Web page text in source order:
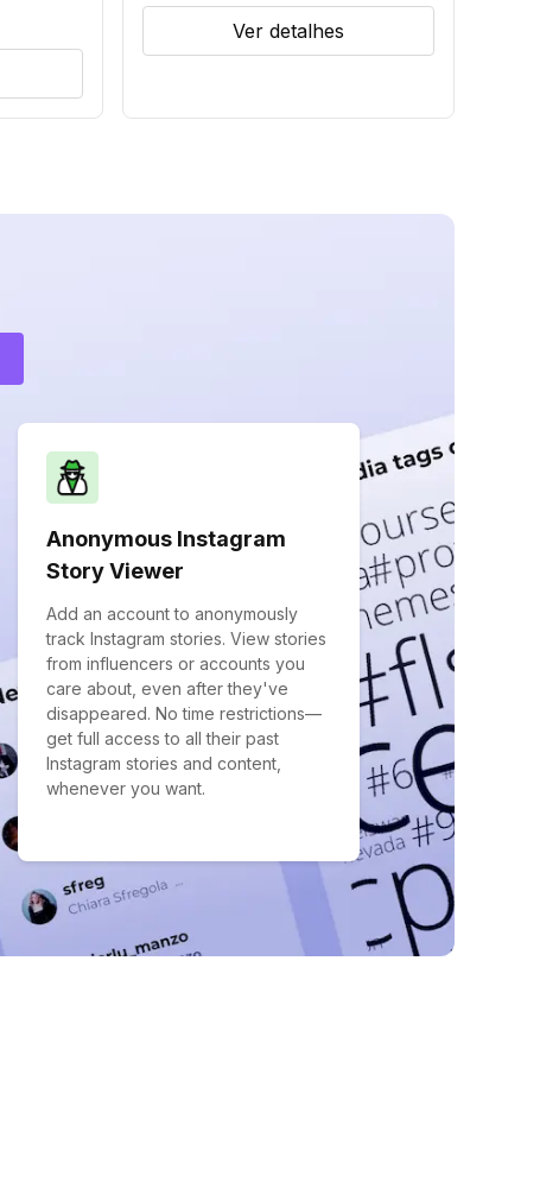
Ver detalhes
Anonymous Instagram
Story Viewer
Add an account to anonymously
track Instagram stories. View stories
from influencers or accounts you
care about, even after they've
disappeared. No time restrictions—
get full access to all their past
Instagram stories and content,
whenever you want.